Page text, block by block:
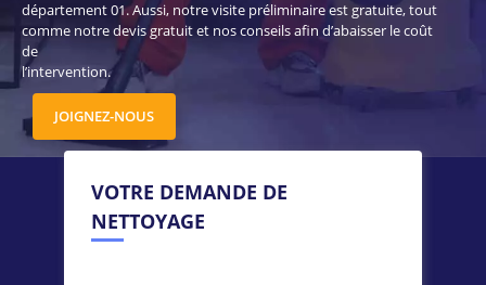
département 01. Aussi, notre visite préliminaire est gratuite, tout
comme notre devis gratuit et nos conseils afin d’abaisser le coût
de
l’intervention.
JOIGNEZ-NOUS
VOTRE DEMANDE DE
NETTOYAGE